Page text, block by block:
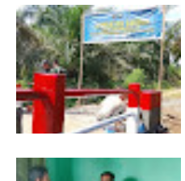
Warung Kopi Jadi Ruang
Komsos, Babinsa Ajak Warga
Jaga Keamanan Lingkungan